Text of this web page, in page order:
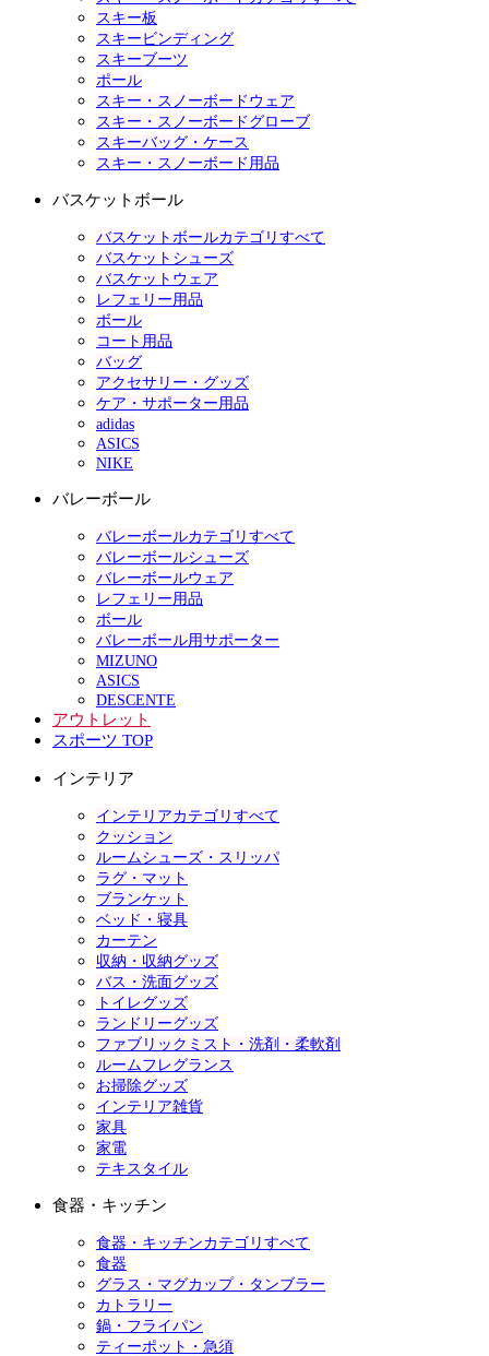
スキー板
スキービンディング
スキーブーツ
ポール
スキー・スノーボードウェア
スキー・スノーボードグローブ
スキーバッグ・ケース
スキー・スノーボード用品
バスケットボール
バスケットボールカテゴリすべて
バスケットシューズ
バスケットウェア
レフェリー用品
ボール
コート用品
バッグ
アクセサリー・グッズ
ケア・サポーター用品
adidas
ASICS
NIKE
バレーボール
バレーボールカテゴリすべて
バレーボールシューズ
バレーボールウェア
レフェリー用品
ボール
バレーボール用サポーター
MIZUNO
ASICS
DESCENTE
アウトレット
スポーツ TOP
インテリア
インテリアカテゴリすべて
クッション
ルームシューズ・スリッパ
ラグ・マット
ブランケット
ベッド・寝具
カーテン
収納・収納グッズ
バス・洗面グッズ
トイレグッズ
ランドリーグッズ
ファブリックミスト・洗剤・柔軟剤
ルームフレグランス
お掃除グッズ
インテリア雑貨
家具
家電
テキスタイル
食器・キッチン
食器・キッチンカテゴリすべて
食器
グラス・マグカップ・タンブラー
カトラリー
鍋・フライパン
ティーポット・急須